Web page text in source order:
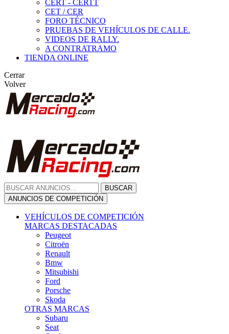
CERT - CERTT
CET / CER
FORO TÉCNICO
PRUEBAS DE VEHÍCULOS DE CALLE.
VIDEOS DE RALLY.
A CONTRATRAMO
TIENDA ONLINE
Cerrar
Volver
BUSCAR
ANUNCIOS DE COMPETICIÓN
VEHÍCULOS DE COMPETICIÓN
MARCAS DESTACADAS
Peugeot
Citroën
Renault
Bmw
Mitsubishi
Ford
Porsche
Skoda
OTRAS MARCAS
Subaru
Seat
Opel